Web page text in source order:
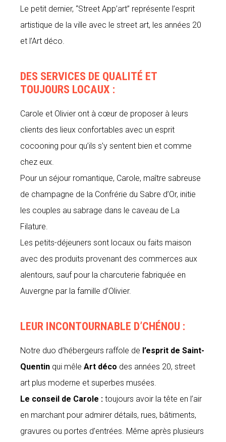
Le petit dernier, “Street App’art” représente l’esprit
artistique de la ville avec le street art, les années 20
et l’Art déco.
DES SERVICES DE QUALITÉ ET
TOUJOURS LOCAUX :
Carole et Olivier ont à cœur de proposer à leurs
clients des lieux confortables avec un esprit
cocooning pour qu’ils s’y sentent bien et comme
chez eux.
Pour un séjour romantique, Carole, maître sabreuse
de champagne de la Confrérie du Sabre d’Or, initie
les couples au sabrage dans le caveau de La
Filature.
Les petits-déjeuners sont locaux ou faits maison
avec des produits provenant des commerces aux
alentours, sauf pour la charcuterie fabriquée en
Auvergne par la famille d’Olivier.
LEUR INCONTOURNABLE D’CHÉNOU :
Notre duo d’hébergeurs raffole de l’esprit de Saint-
Quentin qui mêle Art déco des années 20, street
art plus moderne et superbes musées.
Le conseil de Carole : toujours avoir la tête en l’air
en marchant pour admirer détails, rues, bâtiments,
gravures ou portes d’entrées. Même après plusieurs